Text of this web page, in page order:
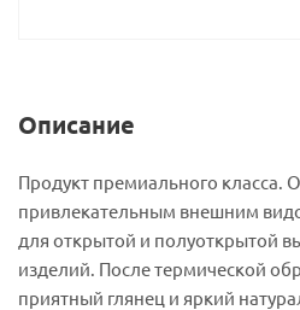
Описание
Продукт премиального класса.
привлекательным внешним
для открытой и полуоткрытой
изделий. После термической
приятный глянец и яркий